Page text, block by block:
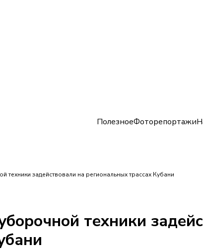
ПолезноеФоторепортажи
техники задействовали на региональных трассах Кубани
техники